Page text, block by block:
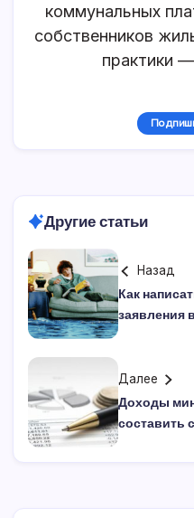
коммунальных
собственников
практики
Другие статьи
Назад
Как
Далее
Доходы
составить